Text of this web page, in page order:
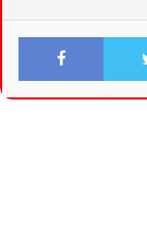
Facebook